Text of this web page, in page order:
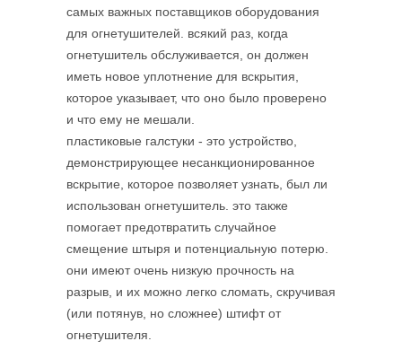
самых важных поставщиков оборудования
для огнетушителей. всякий раз, когда
огнетушитель обслуживается, он должен
иметь новое уплотнение для вскрытия,
которое указывает, что оно было проверено
и что ему не мешали.
пластиковые галстуки - это устройство,
демонстрирующее несанкционированное
вскрытие, которое позволяет узнать, был ли
использован огнетушитель. это также
помогает предотвратить случайное
смещение штыря и потенциальную потерю.
они имеют очень низкую прочность на
разрыв, и их можно легко сломать, скручивая
(или потянув, но сложнее) штифт от
огнетушителя.